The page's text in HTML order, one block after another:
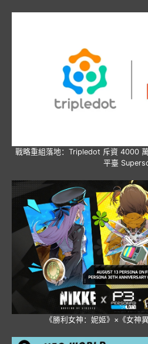
戰略重組落地：Tripledot 斥資 4000
平臺
《勝利女神：妮姬》×《女神